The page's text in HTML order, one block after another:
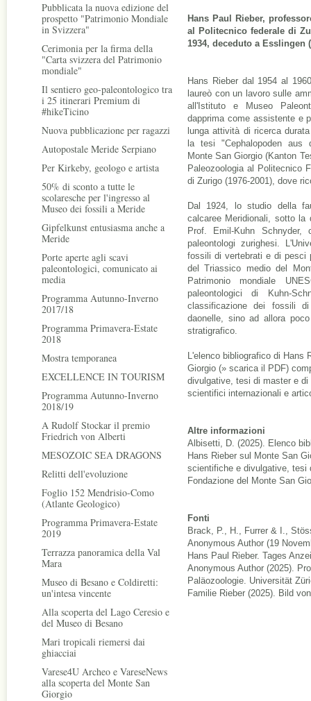
Pubblicata la nuova edizione del
prospetto "Patrimonio Mondiale
in Svizzera"
Cerimonia per la firma della
"Carta svizzera del Patrimonio
mondiale"
Il sentiero geo-paleontologico tra
i 25 itinerari Premium di
#hikeTicino
Nuova pubblicazione per ragazzi
Autopostale Meride Serpiano
Per Kirkeby, geologo e artista
50% di sconto a tutte le
scolaresche per l'ingresso al
Museo dei fossili a Meride
Gipfelkunst entusiasma anche a
Meride
Porte aperte agli scavi
paleontologici, comunicato ai
media
Programma Autunno-Inverno
2017/18
Programma Primavera-Estate
2018
Mostra temporanea
EXCELLENCE IN TOURISM
Programma Autunno-Inverno
2018/19
A Rudolf Stockar il premio
Friedrich von Alberti
MESOZOIC SEA DRAGONS
Relitti dell'evoluzione
Foglio 152 Mendrisio-Como
(Atlante Geologico)
Programma Primavera-Estate
2019
Terrazza panoramica della Val
Mara
Museo di Besano e Coldiretti:
un'intesa vincente
Alla scoperta del Lago Ceresio e
del Museo di Besano
Mari tropicali riemersi dai
ghiacciai
Varese4U Archeo e VareseNews
alla scoperta del Monte San
Giorgio
Hans Paul Rieber,
al Politecnico federale di
1934, deceduto a Esslingen
Hans Rieber dal 1954 al
laureò con un lavoro sulle
all'Istituto e Museo
dapprima come assistente e
lunga attività di ricerca
la tesi "Cephalopoden aus
Monte San Giorgio (Kanton
Paleozoologia al Politecnico
di Zurigo (1976-2001), dove
Dal 1924, lo studio della
calcaree Meridionali, sotto la
Prof. Emil-Kuhn
paleontologi zurighesi.
fossili di vertebrati e di pesci
del Triassico medio del
Patrimonio mondiale
paleontologici di Kuhn-
classificazione dei fossili
daonelle, sino ad allora
stratigrafico.
L'elenco bibliografico di Hans
Giorgio (» scarica il PDF)
divulgative, tesi di master e
scientifici internazionali e
Altre informazioni
Albisetti, D. (2025). Elenco
Hans Rieber sul Monte San
scientifiche e divulgative, tesi
Fondazione del Monte San
Fonti
Brack, P., H., Furrer & I.,
Anonymous Author (19
Hans Paul Rieber. Tages
Anonymous Author (2025).
Paläozoologie. Universität
Familie Rieber (2025). Bild